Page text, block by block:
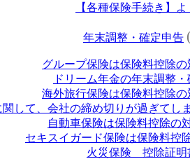
【各種保険手続き】
年末調整・確定申告
グループ保険は保険料控除の
ドリーム年金の年末調整
海外旅行保険は保険料控除の
して、会社の締め切りが過ぎてし
自動車保険は保険料控除の
セキスイガード保険は保険料控
火災保険 控除証明